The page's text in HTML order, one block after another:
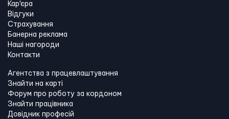
Кар'єра
Відгуки
Страхування
Банерна реклама
Наші нагороди
Контакти
Агентства з працевлаштування
Знайти на карті
Форум про роботу за кордоном
Знайти працівника
Довідник професій